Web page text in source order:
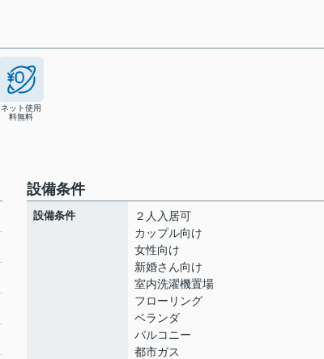
ネット使用
料無料
設備条件
設備条件
２人入居可
カップル向け
女性向け
新婚さん向け
室内洗濯機置場
フローリング
ベランダ
バルコニー
都市ガス